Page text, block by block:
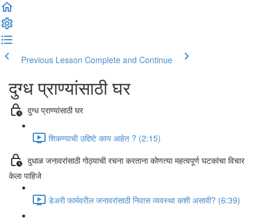
Previous Lesson Complete and Continue
दुग्ध प्राण्यांसाठी घर
दुग्ध प्राण्यांसाठी घर
शिकण्याची उद्दिष्टे काय आहेत ? (2:15)
दुधाळ जनावरांसाठी गोठ्याची रचना करताना कोणत्या महत्वपूर्ण घटकांचा विचार
केला पाहिजे
डेअरी फार्मवरील जनावरांसाठी निवास व्यवस्था कशी असावी? (6:39)